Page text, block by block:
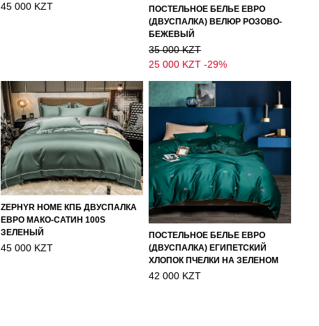
45 000 KZT
ПОСТЕЛЬНОЕ БЕЛЬЕ ЕВРО
(ДВУСПАЛКА) ВЕЛЮР РОЗОВО-
БЕЖЕВЫЙ
35 000 KZT
25 000 KZT -29%
ZEPHYR HOME КПБ ДВУСПАЛКА
ЕВРО МАКО-САТИН 100S
ЗЕЛЕНЫЙ
45 000 KZT
ПОСТЕЛЬНОЕ БЕЛЬЕ ЕВРО
(ДВУСПАЛКА) ЕГИПЕТСКИЙ
ХЛОПОК ПЧЕЛКИ НА ЗЕЛЕНОМ
42 000 KZT